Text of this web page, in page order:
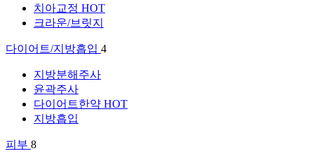
치아교정 HOT
크라운/브릿지
다이어트/지방흡입 4
지방분해주사
윤곽주사
다이어트한약 HOT
지방흡입
피부 8